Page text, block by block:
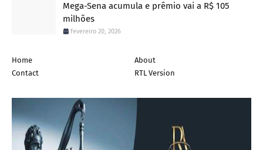
Mega-Sena acumula e prêmio vai a R$ 105
milhões
fevereiro 20, 2026
Home
About
Contact
RTL Version